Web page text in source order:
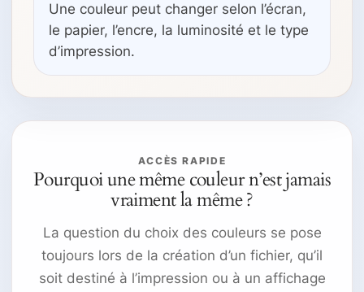
Une couleur peut changer selon l’écran,
le papier, l’encre, la luminosité et le type
d’impression.
ACCÈS RAPIDE
Pourquoi une même couleur n’est jamais
vraiment la même ?
La question du choix des couleurs se pose
toujours lors de la création d’un fichier, qu’il
soit destiné à l’impression ou à un affichage